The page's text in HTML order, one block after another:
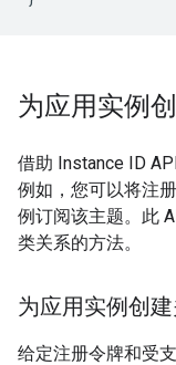
为应用实例
借助 Instance ID
例如，您可以将注
例订阅该主题。此
类关系的方法。
为应用实例创
给定注册令牌和受